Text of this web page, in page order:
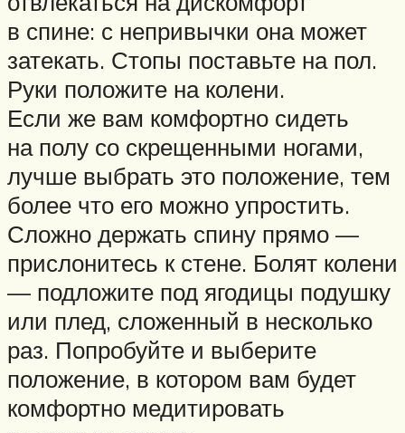
в спине: с непривычки она может
затекать. Стопы поставьте на пол.
Руки положите на колени.
Если же вам комфортно сидеть
на полу со скрещенными ногами,
лучше выбрать это положение, тем
более что его можно упростить.
Сложно держать спину прямо —
прислонитесь к стене. Болят колени
— подложите под ягодицы подушку
или плед, сложенный в несколько
раз. Попробуйте и выберите
положение, в котором вам будет
комфортно медитировать